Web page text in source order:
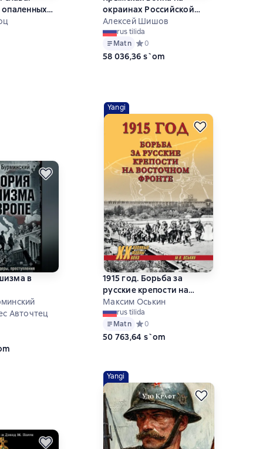
рейтинг 0 на основе 0 оценок
окраинах Российской
империи
Алексей Шишов
rus tilida
Matn Средний рейтинг 0 на основе 0
0
58 036,36 s`om
в
Авточтец
рейтинг 0 на основе 0 оценок
Yangi
1915 год. Борьба за
русские крепости на
Восточном фронте
Максим Оськин
rus tilida
Matn Средний рейтинг 0 на основе 0
0
50 763,64 s`om
Yangi